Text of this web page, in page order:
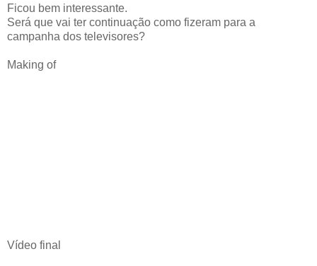
Ficou bem interessante.
Será que vai ter continuação como fizeram para a
campanha dos televisores?
Making of
Vídeo final